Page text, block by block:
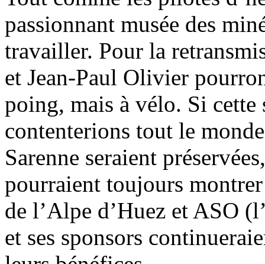
passionnant musée des
travailler. Pour la
et Jean-Paul Olivier
poing, mais à vélo. Si
contenterions tout le
Sarenne seraient
pourraient toujours
de l’Alpe d’Huez et ASO
et ses sponsors